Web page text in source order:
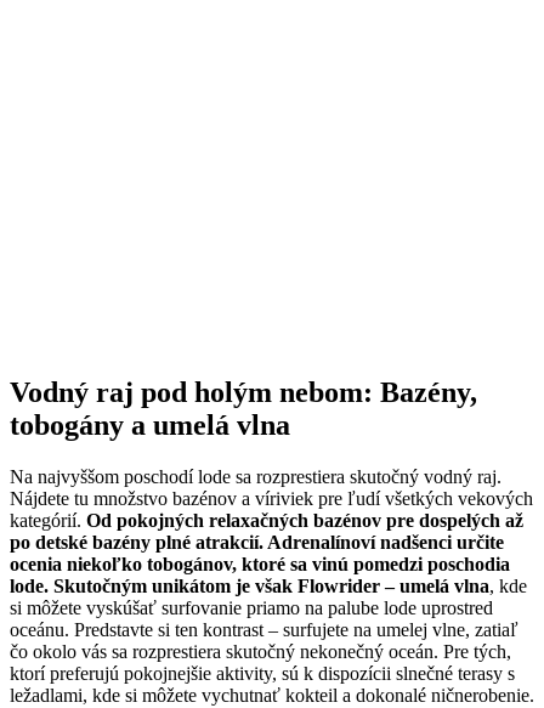
Vodný raj pod holým nebom: Bazény,
tobogány a umelá vlna
Na najvyššom poschodí lode sa rozprestiera skutočný vodný raj.
Nájdete tu množstvo bazénov a víriviek pre ľudí všetkých vekových
kategórií. Od pokojných relaxačných bazénov pre dospelých až
po detské bazény plné atrakcií. Adrenalínoví nadšenci určite
ocenia niekoľko tobogánov, ktoré sa vinú pomedzi poschodia
lode. Skutočným unikátom je však Flowrider – umelá vlna, kde
si môžete vyskúšať surfovanie priamo na palube lode uprostred
oceánu. Predstavte si ten kontrast – surfujete na umelej vlne, zatiaľ
čo okolo vás sa rozprestiera skutočný nekonečný oceán. Pre tých,
ktorí preferujú pokojnejšie aktivity, sú k dispozícii slnečné terasy s
ležadlami, kde si môžete vychutnať kokteil a dokonalé ničnerobenie.